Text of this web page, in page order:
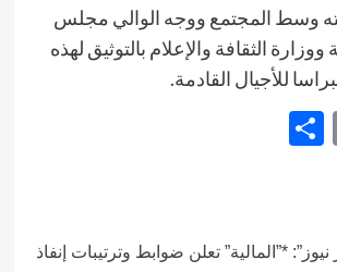
وسط المجتمع ووجه الوالي مجلس
الثقافة والإعلام بالتوثيق لهذه
للأجيال القادمة.
Email
*”المالية” تعلن ضوابط وترتيبات إنفاذ